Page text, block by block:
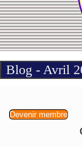
Blog - Avril
Devenir membre